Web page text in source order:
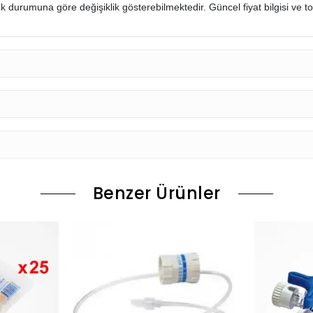
durumuna göre değişiklik gösterebilmektedir. Güncel fiyat bilgisi ve
Benzer Ürünler